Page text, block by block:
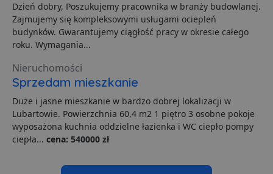
Dzień dobry, Poszukujemy pracownika w branży budowlanej.
Zajmujemy się kompleksowymi usługami ociepleń
budynków. Gwarantujemy ciągłość pracy w okresie całego
roku. Wymagania...
Nieruchomości
Sprzedam mieszkanie
Duże i jasne mieszkanie w bardzo dobrej lokalizacji w
Lubartowie. Powierzchnia 60,4 m2 1 piętro 3 osobne pokoje
wyposażona kuchnia oddzielne łazienka i WC ciepło pompy
ciepła... cena: 540000 zł
korzystać ze strony internetowej.
Nazwa
Dostawca
Domena
przechowywania
ban0
CookieScriptConsent
CookieScript
lubartow24.pl
1 miesiąc